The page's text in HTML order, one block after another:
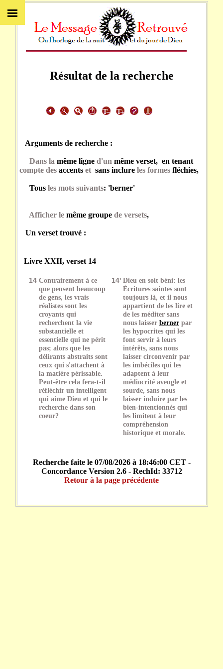
Résultat de la recherche
Arguments de recherche :
Dans la même ligne d'un même verset, en tenant
compte des accents et sans inclureles formes fléchies,
Tous les mots suivants: 'berner'
Afficher le même groupede versets,
Un verset trouvé :
Livre XXII, verset 14
14 Contrairement à ce
que pensent beaucoup
de gens, les vrais
réalistes sont les
croyants qui
recherchent la vie
substantielle et
essentielle qui ne périt
pas; alors que les
délirants abstraits sont
ceux qui s'attachent à
la matière périssable.
Peut-être cela fera-t-il
réfléchir un intelligent
qui aime Dieu et qui le
recherche dans son
coeur?
14' Dieu en soit béni: les
Écritures saintes sont
toujours là, et il nous
appartient de les lire et
de les méditer sans
nous laisser bernerpar
les hypocrites qui les
font servir à leurs
intérêts, sans nous
laisser circonvenir par
les imbéciles qui les
adaptent à leur
médiocrité aveugle et
sourde, sans nous
laisser induire par les
bien-intentionnés qui
les limitent à leur
compréhension
historique et morale.
Recherche faite le 07/08/2026 à 18:46:00 CET -
Concordance Version 2.6 - RechId: 33712
Retour à la page précédente